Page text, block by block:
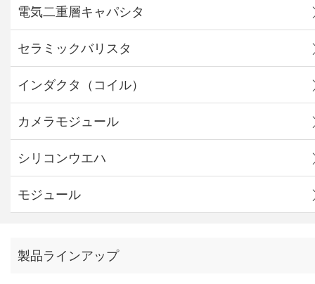
電気二重層キャパシタ
セラミックバリスタ
インダクタ（コイル）
カメラモジュール
シリコンウエハ
モジュール
製品ラインアップ